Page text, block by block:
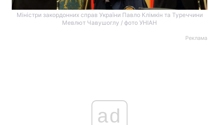
Міністри закордонних справ України Павло Клімкін та Туреччини
Мевлют Чавушоглу / фото УНІАН
Реклама
ad